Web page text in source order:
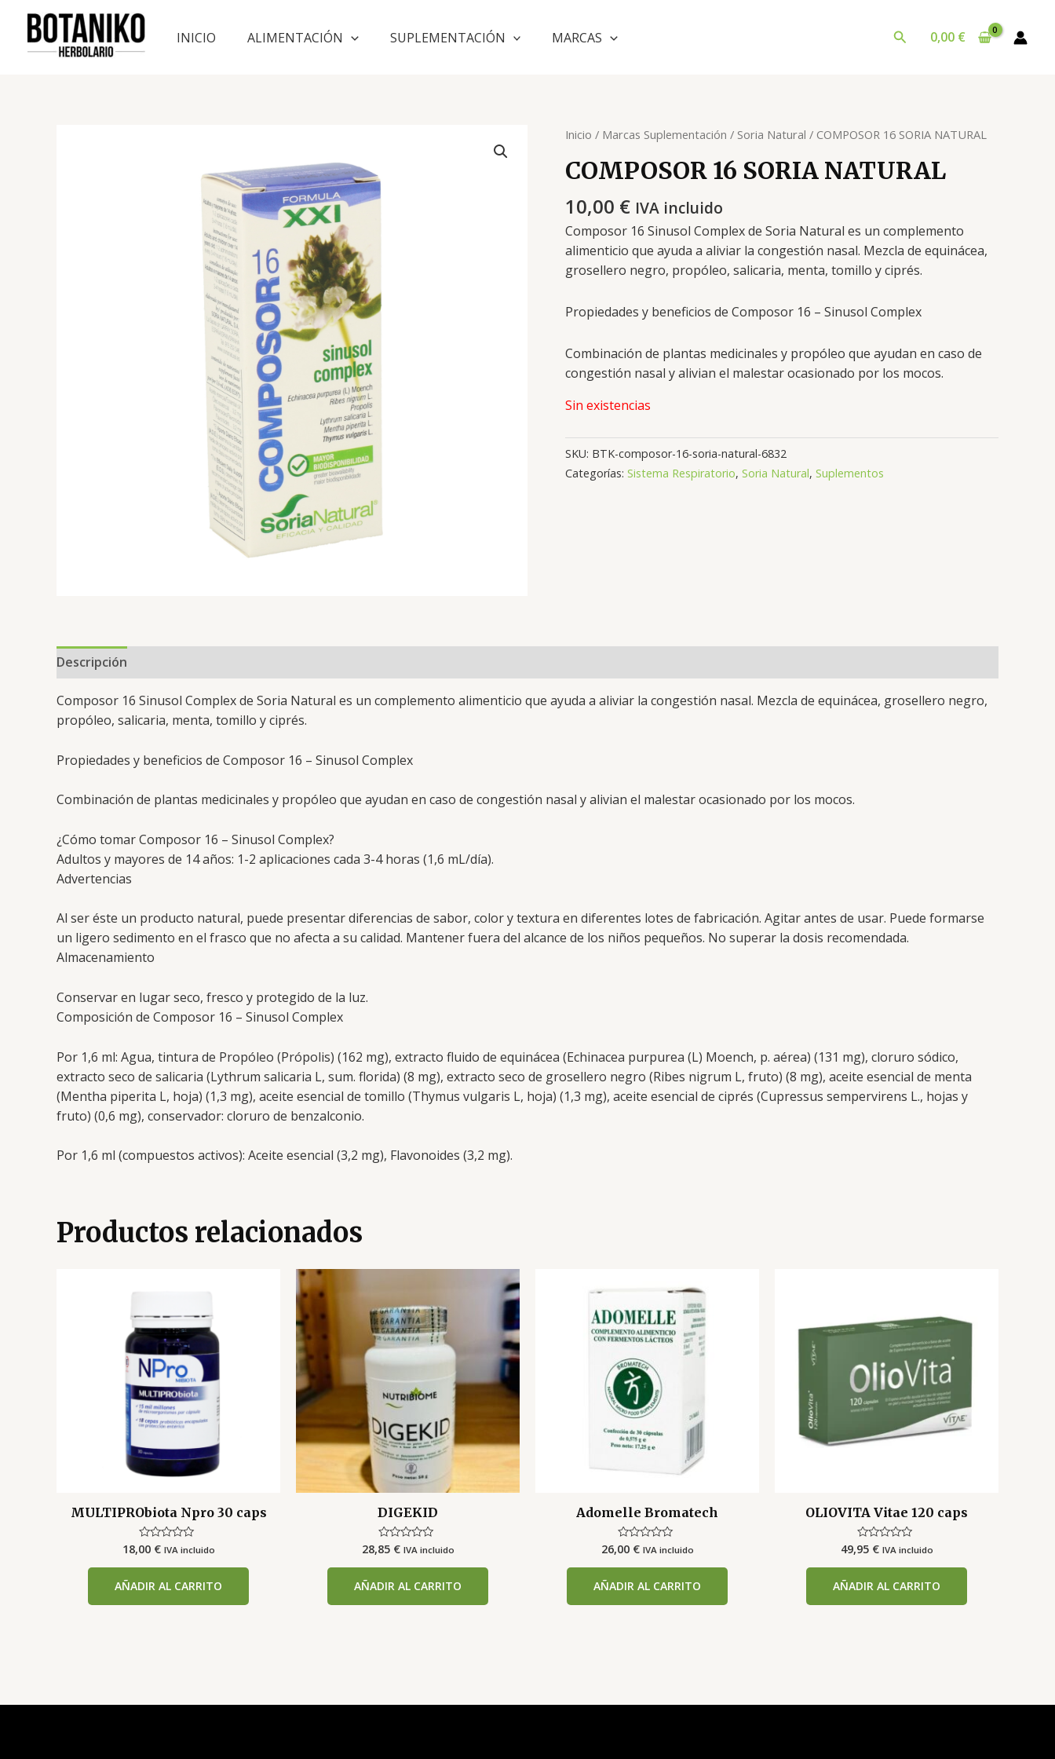
contenido
INICIO ALIMENTACIÓN SUPLEMENTACIÓN MARCAS Buscar0,00 €
Inicio / Marcas Suplementación / Soria Natural / COMPOSOR 16 SORIA NATURAL
COMPOSOR 16 SORIA NATURAL
10,00 € IVA incluido
Composor 16 Sinusol Complex de Soria Natural es un complemento
alimenticio que ayuda a aliviar la congestión nasal. Mezcla de equinácea,
grosellero negro, propóleo, salicaria, menta, tomillo y ciprés.
Propiedades y beneficios de Composor 16 – Sinusol Complex
Combinación de plantas medicinales y propóleo que ayudan en caso de
congestión nasal y alivian el malestar ocasionado por los mocos.
Sin existencias
SKU: BTK-composor-16-soria-natural-6832
Categorías: Sistema Respiratorio, Soria Natural, Suplementos
Descripción
Composor 16 Sinusol Complex de Soria Natural es un complemento alimenticio que ayuda a aliviar la congestión nasal. Mezcla de equinácea, grosellero negro,
propóleo, salicaria, menta, tomillo y ciprés.
Propiedades y beneficios de Composor 16 – Sinusol Complex
Combinación de plantas medicinales y propóleo que ayudan en caso de congestión nasal y alivian el malestar ocasionado por los mocos.
¿Cómo tomar Composor 16 – Sinusol Complex?
Adultos y mayores de 14 años: 1-2 aplicaciones cada 3-4 horas (1,6 mL/día).
Advertencias
Al ser éste un producto natural, puede presentar diferencias de sabor, color y textura en diferentes lotes de fabricación. Agitar antes de usar. Puede formarse
un ligero sedimento en el frasco que no afecta a su calidad. Mantener fuera del alcance de los niños pequeños. No superar la dosis recomendada.
Almacenamiento
Conservar en lugar seco, fresco y protegido de la luz.
Composición de Composor 16 – Sinusol Complex
Por 1,6 ml: Agua, tintura de Propóleo (Própolis) (162 mg), extracto fluido de equinácea (Echinacea purpurea (L) Moench, p. aérea) (131 mg), cloruro sódico,
extracto seco de salicaria (Lythrum salicaria L, sum. florida) (8 mg), extracto seco de grosellero negro (Ribes nigrum L, fruto) (8 mg), aceite esencial de menta
(Mentha piperita L, hoja) (1,3 mg), aceite esencial de tomillo (Thymus vulgaris L, hoja) (1,3 mg), aceite esencial de ciprés (Cupressus sempervirens L., hojas y
fruto) (0,6 mg), conservador: cloruro de benzalconio.
Por 1,6 ml (compuestos activos): Aceite esencial (3,2 mg), Flavonoides (3,2 mg).
Productos relacionados
MULTIPRObiota Npro 30 caps
Valorado
0
5
18,00 € IVA incluido
AÑADIR AL CARRITO
DIGEKID
Valorado
0
5
28,85 € IVA incluido
AÑADIR AL CARRITO
Adomelle Bromatech
Valorado
0
5
26,00 € IVA incluido
AÑADIR AL CARRITO
OLIOVITA Vitae 120 caps
Valorado
0
5
49,95 € IVA incluido
AÑADIR AL CARRITO